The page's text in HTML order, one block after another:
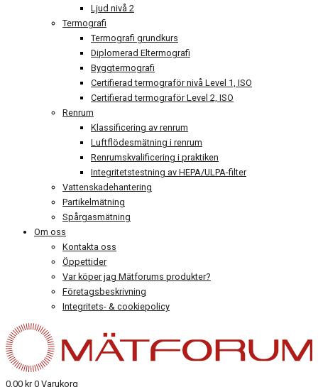
Ljud nivå 2
Termografi
Termografi grundkurs
Diplomerad Eltermografi
Byggtermografi
Certifierad termograför nivå Level 1, ISO
Certifierad termograför Level 2, ISO
Renrum
Klassificering av renrum
Luftflödesmätning i renrum
Renrumskvalificering i praktiken
Integritetstestning av HEPA/ULPA-filter
Vattenskadehantering
Partikelmätning
Spårgasmätning
Om oss
Kontakta oss
Öppettider
Var köper jag Mätforums produkter?
Företagsbeskrivning
Integritets- & cookiepolicy
0,00 kr 0 Varukorg